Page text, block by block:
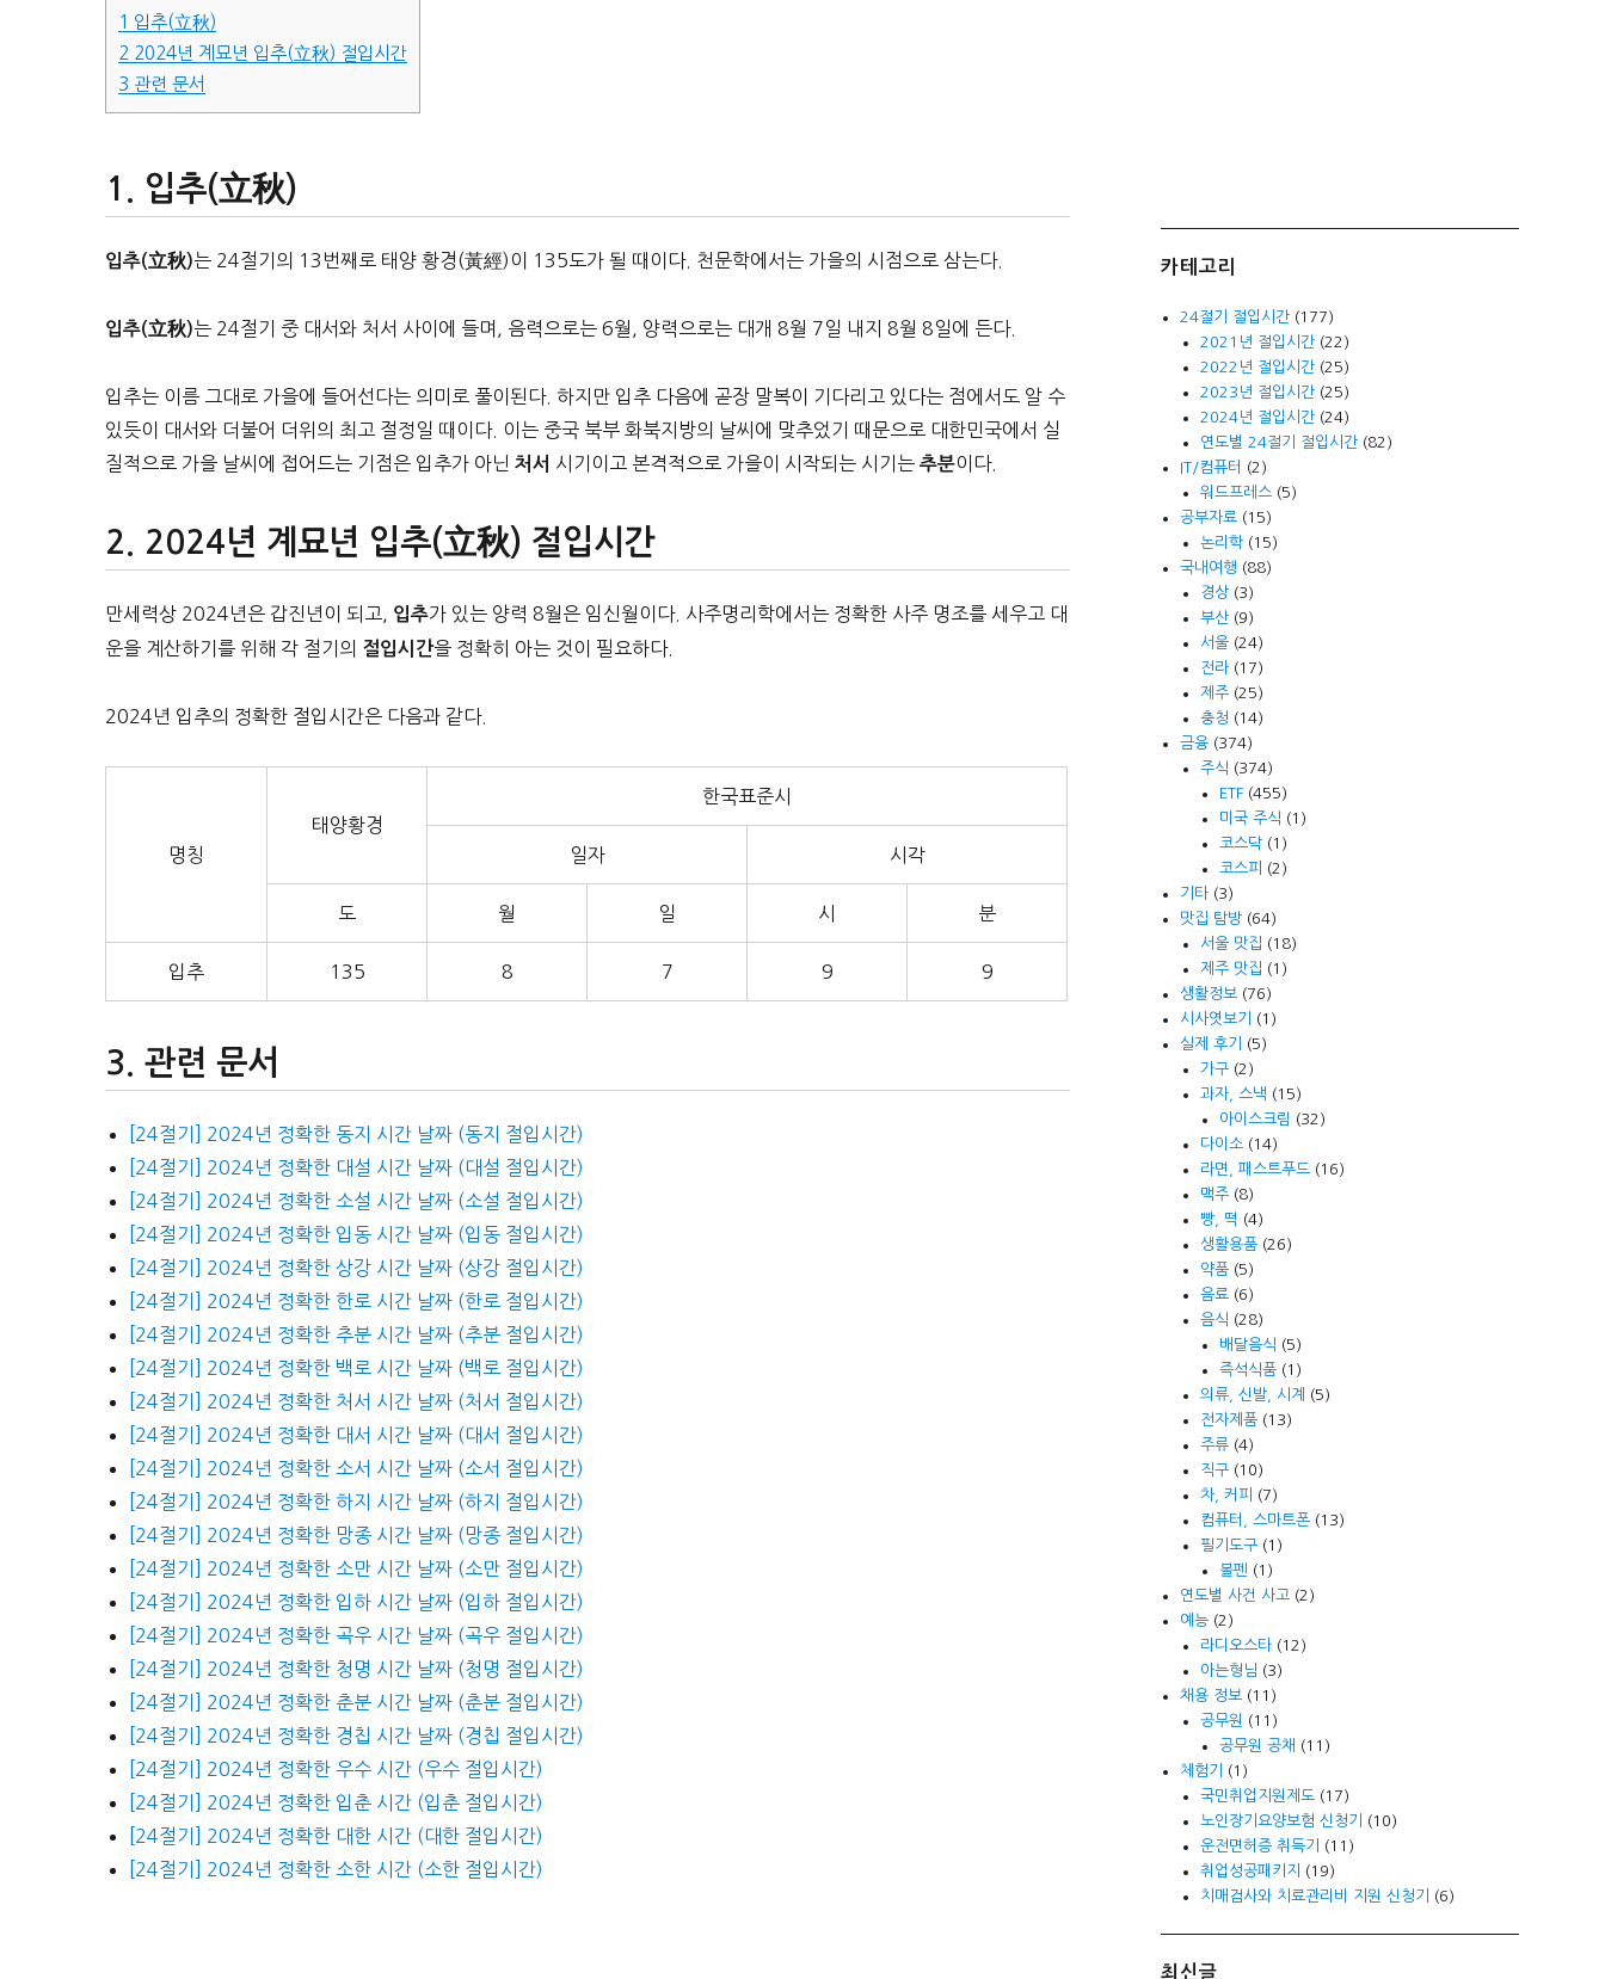
1 입추(立秋)
2 2024년 계묘년 입추(立秋) 절입시간
3 관련 문서
입추(立秋)
입추(立秋)는 24절기의 13번째로 태양 황경(黃經)이 135도가 될 때이다. 천문학에서는 가을의 시점으로 삼는다.
입추(立秋)는 24절기 중 대서와 처서 사이에 들며, 음력으로는 6월, 양력으로는 대개 8월 7일 내지 8월 8일에 든다.
입추는 이름 그대로 가을에 들어선다는 의미로 풀이된다. 하지만 입추 다음에 곧장 말복이 기다리고 있다는 점에서도 알 수
있듯이 대서와 더불어 더위의 최고 절정일 때이다. 이는 중국 북부 화북지방의 날씨에 맞추었기 때문으로 대한민국에서 실
질적으로 가을 날씨에 접어드는 기점은 입추가 아닌 처서 시기이고 본격적으로 가을이 시작되는 시기는 추분이다.
2024년 계묘년 입추(立秋) 절입시간
만세력상 2024년은 갑진년이 되고, 입추가 있는 양력 8월은 임신월이다. 사주명리학에서는 정확한 사주 명조를 세우고 대
운을 계산하기를 위해 각 절기의 절입시간을 정확히 아는 것이 필요하다.
2024년 입추의 정확한 절입시간은 다음과 같다.
명칭
태양황경
한국표준시
일자 시각
도 월 일 시 분
입추 135 8 7 9 9
관련 문서
[24절기] 2024년 정확한 동지 시간 날짜 (동지 절입시간)
[24절기] 2024년 정확한 대설 시간 날짜 (대설 절입시간)
[24절기] 2024년 정확한 소설 시간 날짜 (소설 절입시간)
[24절기] 2024년 정확한 입동 시간 날짜 (입동 절입시간)
[24절기] 2024년 정확한 상강 시간 날짜 (상강 절입시간)
[24절기] 2024년 정확한 한로 시간 날짜 (한로 절입시간)
[24절기] 2024년 정확한 추분 시간 날짜 (추분 절입시간)
[24절기] 2024년 정확한 백로 시간 날짜 (백로 절입시간)
[24절기] 2024년 정확한 처서 시간 날짜 (처서 절입시간)
[24절기] 2024년 정확한 대서 시간 날짜 (대서 절입시간)
[24절기] 2024년 정확한 소서 시간 날짜 (소서 절입시간)
[24절기] 2024년 정확한 하지 시간 날짜 (하지 절입시간)
[24절기] 2024년 정확한 망종 시간 날짜 (망종 절입시간)
[24절기] 2024년 정확한 소만 시간 날짜 (소만 절입시간)
[24절기] 2024년 정확한 입하 시간 날짜 (입하 절입시간)
[24절기] 2024년 정확한 곡우 시간 날짜 (곡우 절입시간)
[24절기] 2024년 정확한 청명 시간 날짜 (청명 절입시간)
[24절기] 2024년 정확한 춘분 시간 날짜 (춘분 절입시간)
[24절기] 2024년 정확한 경칩 시간 날짜 (경칩 절입시간)
[24절기] 2024년 정확한 우수 시간 (우수 절입시간)
[24절기] 2024년 정확한 입춘 시간 (입춘 절입시간)
[24절기] 2024년 정확한 대한 시간 (대한 절입시간)
[24절기] 2024년 정확한 소한 시간 (소한 절입시간)
카테고리
24절기 절입시간 (177)
2021년 절입시간(22)
2022년 절입시간(25)
2023년 절입시간(25)
2024년 절입시간(24)
연도별 24절기 절입시간(82)
IT/컴퓨터
(2)
워드프레스(5)
공부자료 (15)
논리학(15)
국내여행 (88)
경상(3)
부산(9)
서울(24)
전라(17)
제주(25)
충청 (14)
금융 (374)
주식 (374)
ETF(455)
미국 주식 (1)
코스닥(1)
코스피
(2)
기타 (3)
맛집 탐방 (64)
서울 맛집 (18)
제주 맛집 (1)
생활정보 (76)
시사엿보기
(1)
실제 후기
(5)
가구(2)
과자, 스낵 (15)
아이스크림 (32)
다이소(14)
라면, 패스트푸드(16)
맥주(8)
빵, 떡 (4)
생활용품(26)
약품(5)
음료(6)
음식 (28)
배달음식 (5)
즉석식품(1)
의류, 신발, 시계
(5)
전자제품(13)
주류(4)
직구(10)
차, 커피
(7)
컴퓨터, 스마트폰(13)
필기도구(1)
볼펜 (1)
연도별 사건 사고 (2)
예능 (2)
라디오스타(12)
아는형님 (3)
채용 정보 (11)
공무원
(11)
공무원 공채 (11)
체험기
(1)
국민취업지원제도(17)
노인장기요양보험 신청기
(10)
운전면허증 취득기
(11)
취업성공패키지
(19)
치매검사와 치료관리비 지원 신청기
(6)
최신글